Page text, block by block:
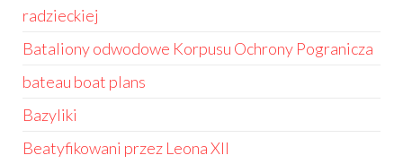
radzieckiej
Bataliony odwodowe Korpusu Ochrony Pogranicza
bateau boat plans
Bazyliki
Beatyfikowani przez Leona XII